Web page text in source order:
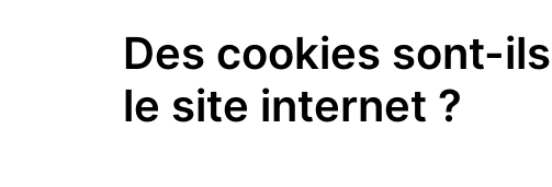
Des cookies sont-
le site internet ?